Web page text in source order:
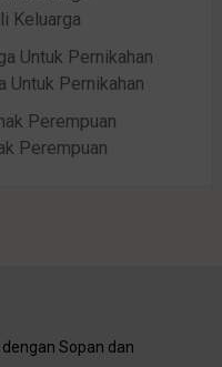
Keluarga
Untuk Pernikahan
Perempuan
Sopan dan